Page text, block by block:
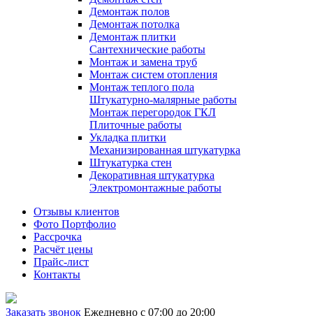
Демонтаж полов
Демонтаж потолка
Демонтаж плитки
Сантехнические работы
Монтаж и замена труб
Монтаж систем отопления
Монтаж теплого пола
Штукатурно-малярные работы
Монтаж перегородок ГКЛ
Плиточные работы
Укладка плитки
Механизированная штукатурка
Штукатурка стен
Декоративная штукатурка
Электромонтажные работы
Отзывы клиентов
Фото Портфолио
Рассрочка
Расчёт цены
Прайс-лист
Контакты
Заказать звонок Ежедневно с 07:00 до 20:00